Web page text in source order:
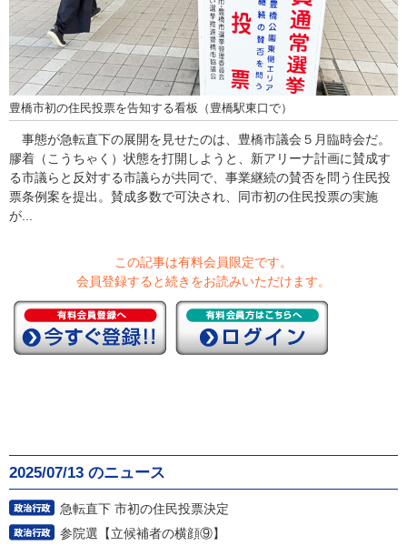
豊橋市初の住民投票を告知する看板（豊橋駅東口で）
事態が急転直下の展開を見せたのは、豊橋市議会５月臨時会だ。
膠着（こうちゃく）状態を打開しようと、新アリーナ計画に賛成す
る市議らと反対する市議らが共同で、事業継続の賛否を問う住民投
票条例案を提出。賛成多数で可決され、同市初の住民投票の実施
が...
この記事は有料会員限定です。
会員登録すると続きをお読みいただけます。
2025/07/13 のニュース
急転直下 市初の住民投票決定
参院選【立候補者の横顔⑨】